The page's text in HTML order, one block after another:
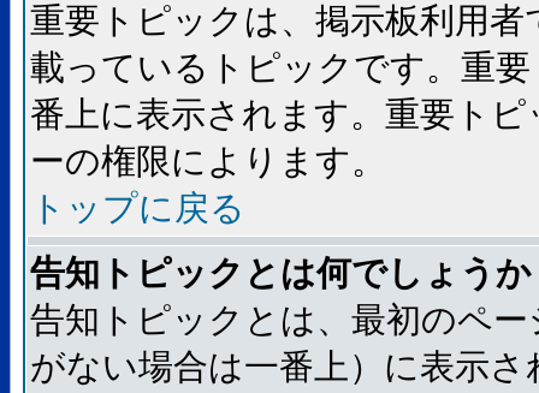
重要トピックは、掲示板利用
載っているトピックです。重
番上に表示されます。重要ト
ーの権限によります。
トップに戻る
告知トピックとは何でしょうか
告知トピックとは、最初のペ
がない場合は一番上）に表示